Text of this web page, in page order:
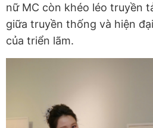
nữ MC còn khéo léo truyền
giữa truyền thống và hiện
của triển lãm.